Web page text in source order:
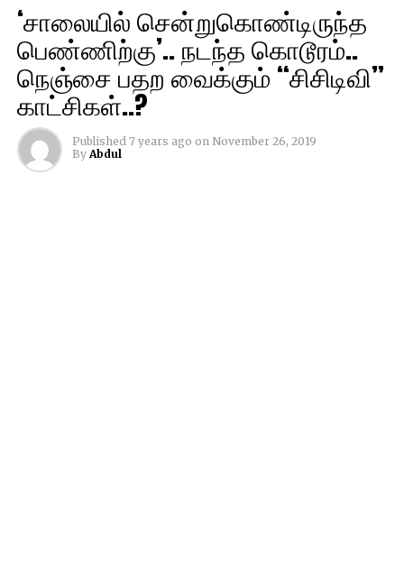
‘சாலையில் சென்றுகொண்டிருந்த
பெண்ணிற்கு’.. நடந்த கொடூரம்..
நெஞ்சை பதற வைக்கும் “சிசிடிவி”
காட்சிகள்..?
Published 7 years ago on November 26, 2019
By Abdul